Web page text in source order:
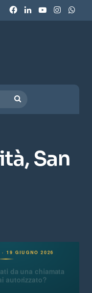
FacebookLinkedInYou TubeInstagram
CERCA...
San